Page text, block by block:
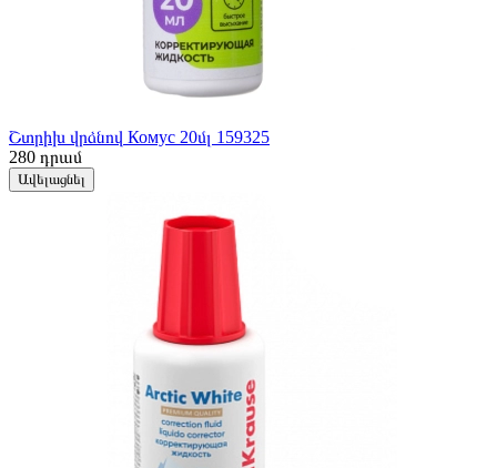
Շտրիխ վրձնով Комус 20մլ 159325
280 դրամ
Ավելացնել